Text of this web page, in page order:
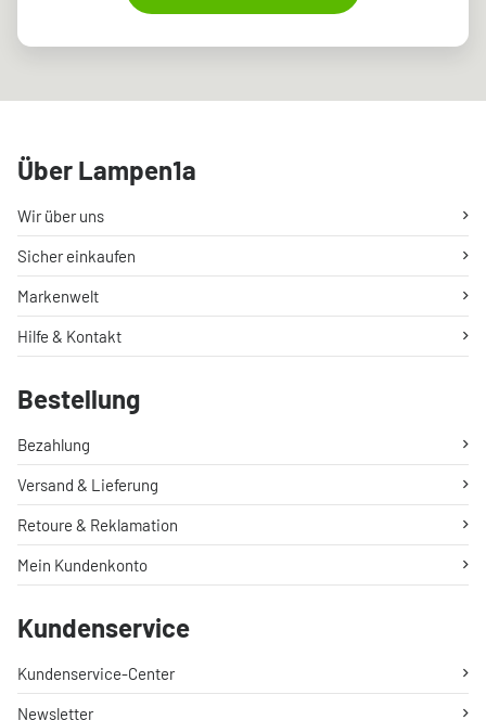
Über Lampen1a
Wir über uns
Sicher einkaufen
Markenwelt
Hilfe & Kontakt
Bestellung
Bezahlung
Versand & Lieferung
Retoure & Reklamation
Mein Kundenkonto
Kundenservice
Kundenservice-Center
Newsletter